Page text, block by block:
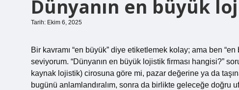
Dünyanın en büyük
Tarih: Ekim 6, 2025
Bir kavramı “en büyük” diye etiketlemek kolay; ama ben
seviyorum. “Dünyanın en büyük lojistik firması hangisi?”
kaynak lojistik) cirosuna göre mi, pazar değerine ya da
bugünü anlamlandıralım, sonra da birlikte geleceğe doğru